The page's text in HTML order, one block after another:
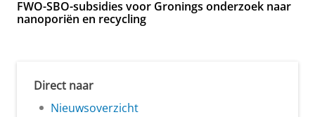
FWO-SBO-subsidies voor Gronings onderzoek naar
nanoporiën en recycling
Direct naar
Nieuwsoverzicht